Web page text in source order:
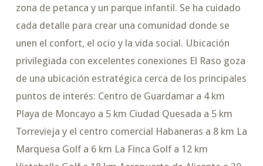
zona de petanca y un parque infantil. Se ha cuidado
cada detalle para crear una comunidad donde se
unen el confort, el ocio y la vida social. Ubicación
privilegiada con excelentes conexiones El Raso goza
de una ubicación estratégica cerca de los principales
puntos de interés: Centro de Guardamar a 4 km
Playa de Moncayo a 5 km Ciudad Quesada a 5 km
Torrevieja y el centro comercial Habaneras a 8 km La
Marquesa Golf a 6 km La Finca Golf a 12 km